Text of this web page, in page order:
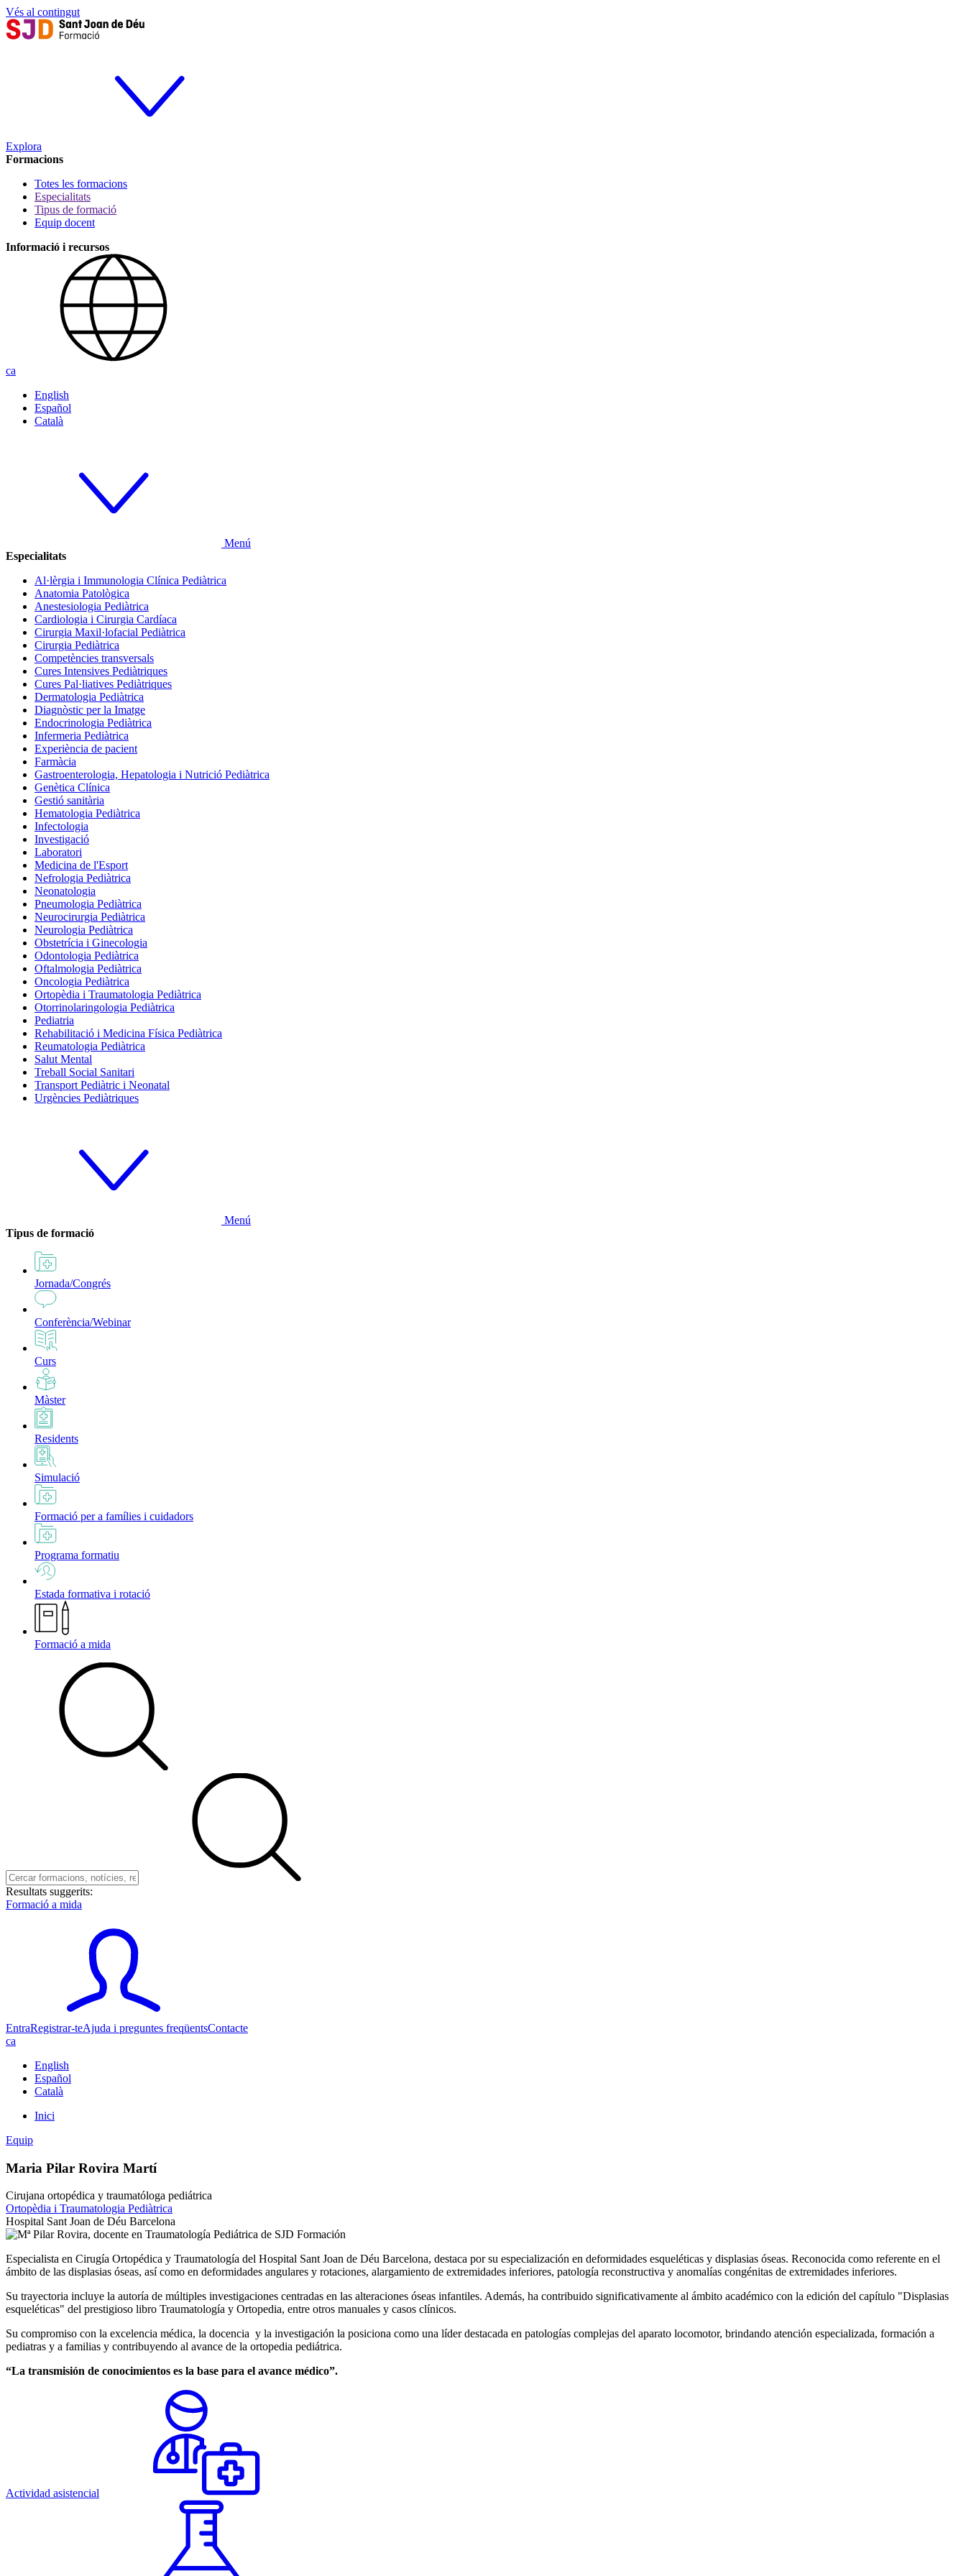
Vés al contingut
Explora
Formacions
Totes les formacions
Especialitats
Tipus de formació
Equip docent
Informació i recursos
ca
English
Español
Català
Menú
Especialitats
Al·lèrgia i Immunologia Clínica Pediàtrica
Anatomia Patològica
Anestesiologia Pediàtrica
Cardiologia i Cirurgia Cardíaca
Cirurgia Maxil·lofacial Pediàtrica
Cirurgia Pediàtrica
Competències transversals
Cures Intensives Pediàtriques
Cures Pal·liatives Pediàtriques
Dermatologia Pediàtrica
Diagnòstic per la Imatge
Endocrinologia Pediàtrica
Infermeria Pediàtrica
Experiència de pacient
Farmàcia
Gastroenterologia, Hepatologia i Nutrició Pediàtrica
Genètica Clínica
Gestió sanitària
Hematologia Pediàtrica
Infectologia
Investigació
Laboratori
Medicina de l'Esport
Nefrologia Pediàtrica
Neonatologia
Pneumologia Pediàtrica
Neurocirurgia Pediàtrica
Neurologia Pediàtrica
Obstetrícia i Ginecologia
Odontologia Pediàtrica
Oftalmologia Pediàtrica
Oncologia Pediàtrica
Ortopèdia i Traumatologia Pediàtrica
Otorrinolaringologia Pediàtrica
Pediatria
Rehabilitació i Medicina Física Pediàtrica
Reumatologia Pediàtrica
Salut Mental
Treball Social Sanitari
Transport Pediàtric i Neonatal
Urgències Pediàtriques
Menú
Tipus de formació
Jornada/Congrés
Conferència/Webinar
Curs
Màster
Residents
Simulació
Formació per a famílies i cuidadors
Programa formatiu
Estada formativa i rotació
Formació a mida
Resultats suggerits:
Formació a mida
EntraRegistrar-teAjuda i preguntes freqüentsContacte
ca
English
Español
Català
Inici
Equip
Maria Pilar Rovira Martí
Cirujana ortopédica y traumatóloga pediátrica
Ortopèdia i Traumatologia Pediàtrica
Hospital Sant Joan de Déu Barcelona
Especialista en Cirugía Ortopédica y Traumatología del Hospital Sant Joan de Déu Barcelona, destaca por su especialización en deformidades esqueléticas y displasias óseas. Reconocida como referente en el
ámbito de las displasias óseas, así como en deformidades angulares y rotaciones, alargamiento de extremidades inferiores, patología reconstructiva y anomalías congénitas de extremidades inferiores.
Su trayectoria incluye la autoría de múltiples investigaciones centradas en las alteraciones óseas infantiles. Además, ha contribuido significativamente al ámbito académico con la edición del capítulo "Displasias
esqueléticas" del prestigioso libro Traumatología y Ortopedia, entre otros manuales y casos clínicos.
Su compromiso con la excelencia médica, la docencia y la investigación la posiciona como una líder destacada en patologías complejas del aparato locomotor, brindando atención especializada, formación a
pediatras y a familias y contribuyendo al avance de la ortopedia pediátrica.
“La transmisión de conocimientos es la base para el avance médico”.
Actividad asistencial